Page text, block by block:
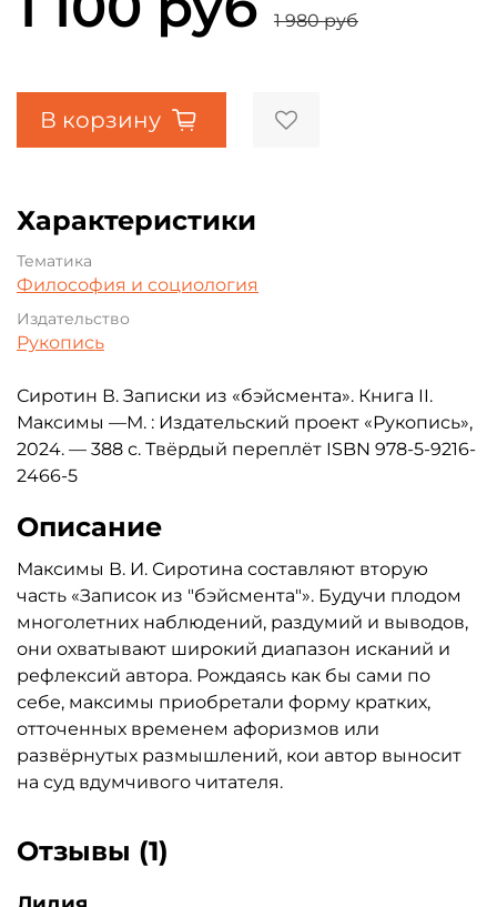
1 980 руб
В корзину
Характеристики
Тематика
Философия и социология
Издательство
Рукопись
Сиротин В. Записки из «бэйсмента». Книга II.
Максимы —М. : Издательский проект «Рукопись»,
2024. — 388 с. Твёрдый переплёт ISBN 978-5-9216-
2466-5
Описание
Максимы В. И. Сиротина составляют вторую
часть «Записок из "бэйсмента"». Будучи плодом
многолетних наблюдений, раздумий и выводов,
они охватывают широкий диапазон исканий и
рефлексий автора. Рождаясь как бы сами по
себе, максимы приобретали форму кратких,
отточенных временем афоризмов или
развёрнутых размышлений, кои автор выносит
на суд вдумчивого читателя.
Отзывы (1)